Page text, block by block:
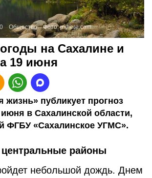
Общество Фото:pxhere.com
на Сахалине и
19 июня
жизнь» публикует прогноз
в Сахалинской области,
ФГБУ «Сахалинское УГМС».
районы
небольшой дождь. Днем